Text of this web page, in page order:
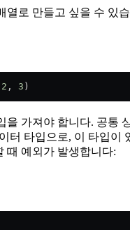
열로 만들고 싶을 수 있
2 , 3 )
가져야 합니다. 공통
터 타입으로, 이 타입이
때 예외가 발생합니다: